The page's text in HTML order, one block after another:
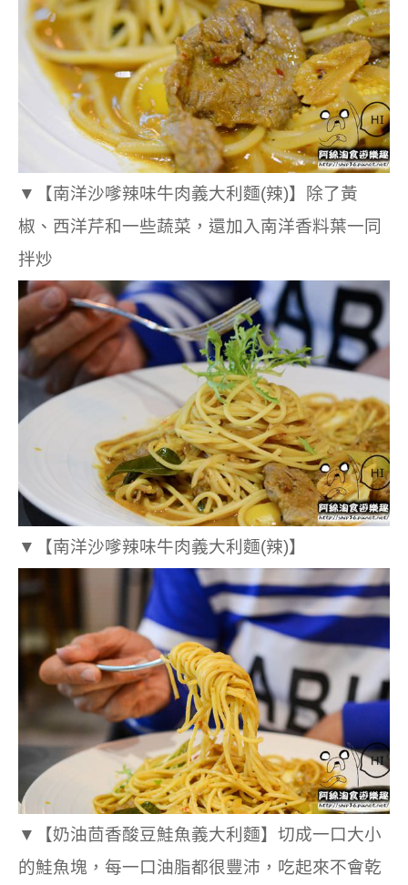
▼
【南洋沙嗲辣味牛肉義大利麵(辣)】除了黃
椒、西洋芹和一些蔬菜，還加入南洋香料葉一同
拌炒
▼ 【南洋沙嗲辣味牛肉義大利麵(辣)】
▼
【奶油茴香酸豆鮭魚義大利麵】切成一口大小
的鮭魚塊，每一口油脂都很豐沛，吃起來不會乾